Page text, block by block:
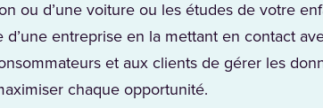
ou d’une voiture ou les études de votre
entreprise en la mettant en contact
et aux clients de gérer les
chaque opportunité.